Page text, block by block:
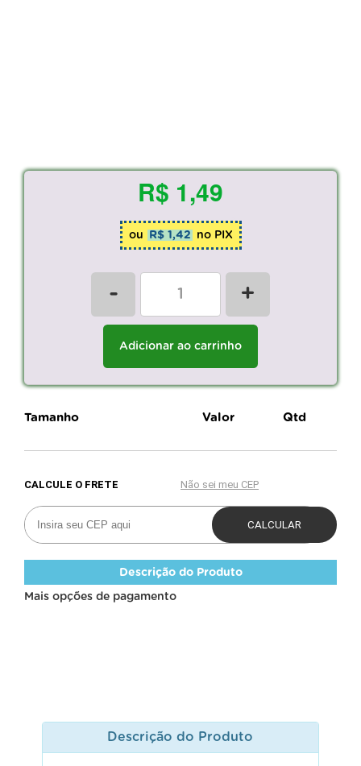
R$ 1,49
ou R$ 1,42 no PIX
- +
Adicionar ao carrinho
Tamanho Valor Qtd
Descrição do Produto
Mais opções de pagamento
Descrição do Produto